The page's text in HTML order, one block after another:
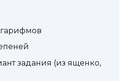
задания (из ященко,